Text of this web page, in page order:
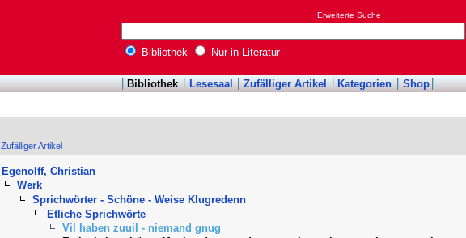
Erweiterte Suche
Bibliothek Nur in Literatur
Bibliothek Lesesaal Zufälliger Artikel Kategorien Shop
Zufälliger Artikel
Egenolff, Christian
Werk
Sprichwörter - Schöne - Weise Klugredenn
Etliche Sprichwörte
Vil haben zuuil - niemand gnug